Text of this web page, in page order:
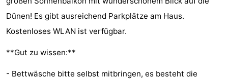
Reiten
Golfplatze
Dünen! Es gibt ausreichend Parkplätze am Haus.
Kostenloses WLAN ist verfügbar.
**Gut zu wissen:**
- Bettwäsche bitte selbst mitbringen, es besteht die